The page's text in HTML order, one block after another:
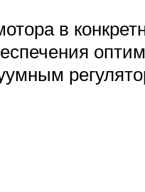
в